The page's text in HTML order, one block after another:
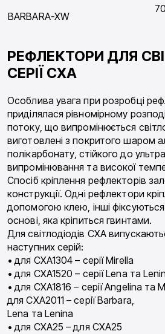
BARBARA-XW
РЕФЛЕКТОРИ ДЛЯ
СЕРІЇ СХА
Особлива увага при розробці
приділялася рівномірному
потоку, що випромінюється
виготовлені з покритого шаром
полікарбонату, стійкого до
випромінювання та високої
Спосіб кріплення рефлекторів
конструкції. Одні рефлектори
допомогою клею, інші
основі, яка кріпиться гвинтами.
Для світлодіодів СХА
наступних серій:
• для CXA1304 – серії Mirella
• для CXA1520 – серії Lena та
• для CXA1816 – серії Angelina та
для CXA2011 – серії Barbara,
Lena та Lenina
• для СХА25 – для СХА25